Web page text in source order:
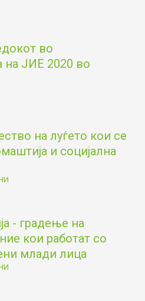
во
на ЈИЕ 2020 во
на луѓето кои се
и социјална
- градење на
кои работат со
млади лица